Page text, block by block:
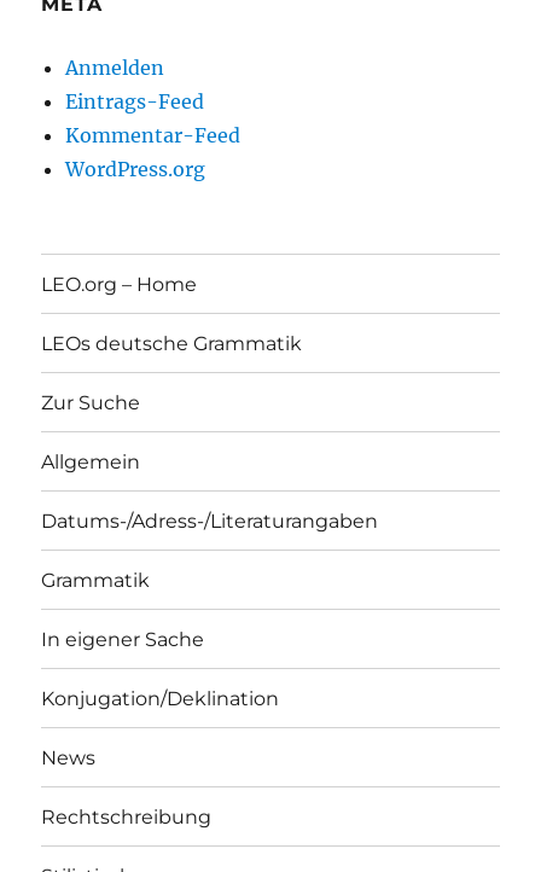
META
Anmelden
Eintrags-Feed
Kommentar-Feed
WordPress.org
LEO.org – Home
LEOs deutsche Grammatik
Zur Suche
Allgemein
Datums-/Adress-/Literaturangaben
Grammatik
In eigener Sache
Konjugation/Deklination
News
Rechtschreibung